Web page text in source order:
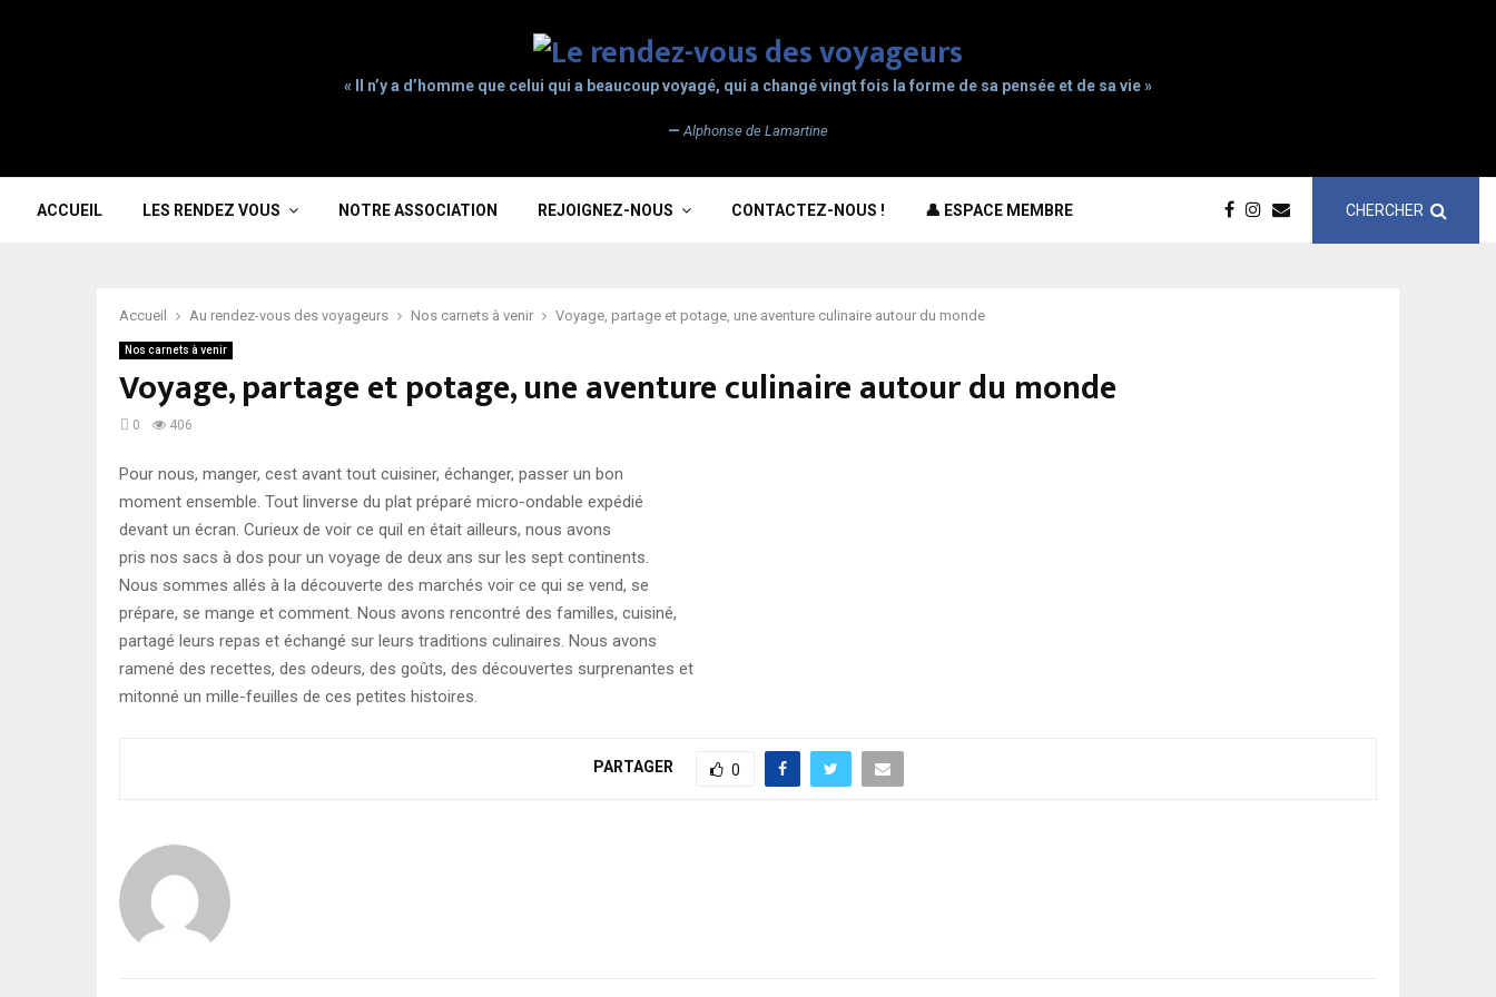
« Il n’y a d’homme que celui qui a beaucoup voyagé, qui a changé vingt fois la forme de sa pensée et de sa vie »
— Alphonse de Lamartine
ACCUEIL LES RENDEZ VOUS NOTRE ASSOCIATION REJOIGNEZ-NOUS CONTACTEZ-NOUS ! 👤 ESPACE MEMBRE CHERCHER
Accueil Au rendez-vous des voyageurs Nos carnets à venir Voyage, partage et potage, une aventure culinaire autour du monde
Nos carnets à venir
Voyage, partage et potage, une aventure culinaire autour du monde
0 406
Pour nous, manger, cest avant tout cuisiner, échanger, passer un bon
moment ensemble. Tout linverse du plat préparé micro-ondable expédié
devant un écran. Curieux de voir ce quil en était ailleurs, nous avons
pris nos sacs à dos pour un voyage de deux ans sur les sept continents.
Nous sommes allés à la découverte des marchés voir ce qui se vend, se
prépare, se mange et comment. Nous avons rencontré des familles, cuisiné,
partagé leurs repas et échangé sur leurs traditions culinaires. Nous avons
ramené des recettes, des odeurs, des goûts, des découvertes surprenantes et
mitonné un mille-feuilles de ces petites histoires.
PARTAGER 0